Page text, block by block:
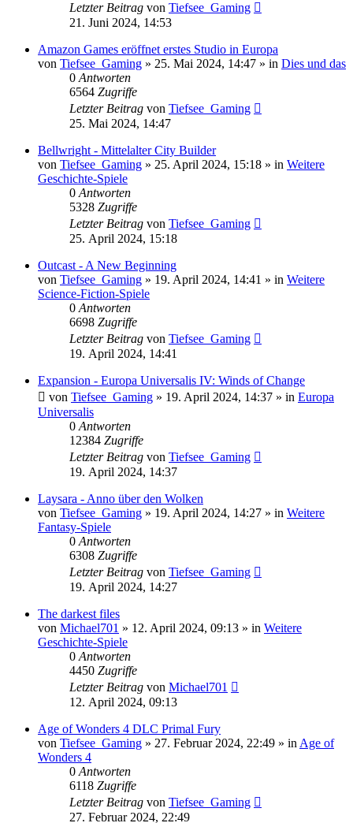
Letzter Beitrag von Tiefsee_Gaming
21. Juni 2024, 14:53
Amazon Games eröffnet erstes Studio in Europa
von Tiefsee_Gaming » 25. Mai 2024, 14:47 » in Dies und das
0 Antworten
6564 Zugriffe
Letzter Beitrag von Tiefsee_Gaming
25. Mai 2024, 14:47
Bellwright - Mittelalter City Builder
von Tiefsee_Gaming » 25. April 2024, 15:18 » in Weitere
Geschichte-Spiele
0 Antworten
5328 Zugriffe
Letzter Beitrag von Tiefsee_Gaming
25. April 2024, 15:18
Outcast - A New Beginning
von Tiefsee_Gaming » 19. April 2024, 14:41 » in Weitere
Science-Fiction-Spiele
0 Antworten
6698 Zugriffe
Letzter Beitrag von Tiefsee_Gaming
19. April 2024, 14:41
Expansion - Europa Universalis IV: Winds of Change
von Tiefsee_Gaming » 19. April 2024, 14:37 » in Europa
Universalis
0 Antworten
12384 Zugriffe
Letzter Beitrag von Tiefsee_Gaming
19. April 2024, 14:37
Laysara - Anno über den Wolken
von Tiefsee_Gaming » 19. April 2024, 14:27 » in Weitere
Fantasy-Spiele
0 Antworten
6308 Zugriffe
Letzter Beitrag von Tiefsee_Gaming
19. April 2024, 14:27
The darkest files
von Michael701 » 12. April 2024, 09:13 » in Weitere
Geschichte-Spiele
0 Antworten
4450 Zugriffe
Letzter Beitrag von Michael701
12. April 2024, 09:13
Age of Wonders 4 DLC Primal Fury
von Tiefsee_Gaming » 27. Februar 2024, 22:49 » in Age of
Wonders 4
0 Antworten
6118 Zugriffe
Letzter Beitrag von Tiefsee_Gaming
27. Februar 2024, 22:49